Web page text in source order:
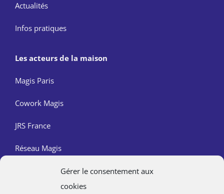
Gérer le consentement aux
cookies
Actualités
Infos pratiques
Les acteurs de la maison
Magis Paris
Cowork Magis
JRS France
Réseau Magis